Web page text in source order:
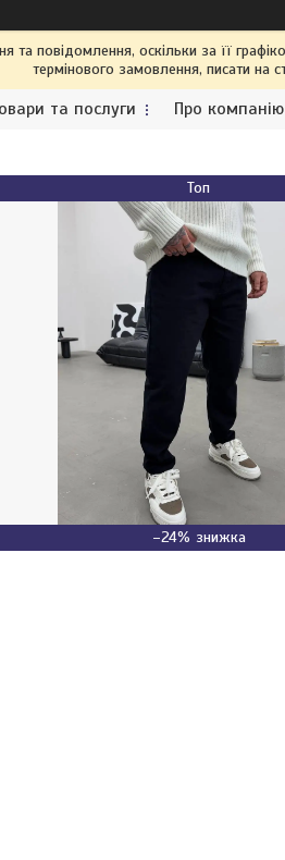
повідомлення, оскільки за її
термінового замовлення, писати на
та послуги Про компанію
Топ
–24%